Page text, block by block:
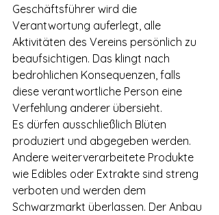
Geschäftsführer wird die
Verantwortung auferlegt, alle
Aktivitäten des Vereins persönlich zu
beaufsichtigen. Das klingt nach
bedrohlichen Konsequenzen, falls
diese verantwortliche Person eine
Verfehlung anderer übersieht.
Es dürfen ausschließlich Blüten
produziert und abgegeben werden.
Andere weiterverarbeitete Produkte
wie Edibles oder Extrakte sind streng
verboten und werden dem
Schwarzmarkt überlassen. Der Anbau